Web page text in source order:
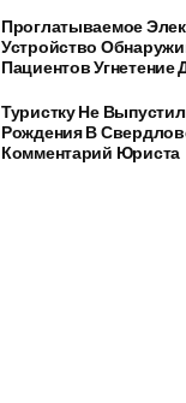
Проглатываемое
Устройство
Пациентов Угнетение
Туристку Не
Рождения В
Комментарий Юриста